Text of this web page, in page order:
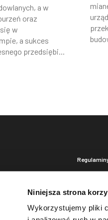
Niniejsza strona
Wykorzystujemy pliki
a w
oraz
w
a sukces
przedsiębi...
Polityka